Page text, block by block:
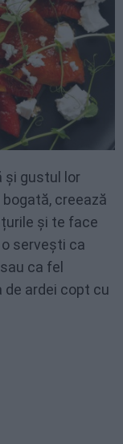
și gustul lor
creează
și te face
servești ca
ca fel
ardei copt cu